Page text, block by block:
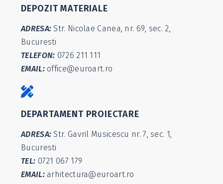
DEPOZIT MATERIALE
ADRESA: Str. Nicolae Canea, nr. 69, sec. 2,
Bucuresti
TELEFON: 0726 211 111
EMAIL:office@euroart.ro
DEPARTAMENT PROIECTARE
ADRESA: Str. Gavril Musicescu nr. 7, sec. 1,
Bucuresti
TEL: 0721 067 179
EMAIL:arhitectura@euroart.ro